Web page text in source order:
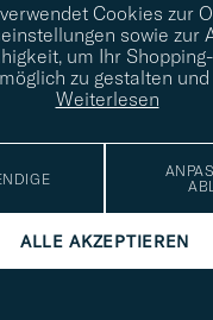
Cookies zur
sowie zur
um Ihr
zu gestalten
Weiterlesen
ALLE AKZEPTIEREN
bei der Suche nach Ihrem
uns, wir helfen Ihnen